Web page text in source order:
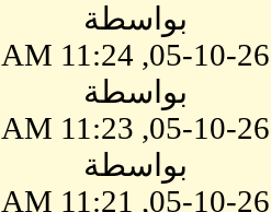
بواسطة
05-10-26, 11:24 AM
بواسطة
05-10-26, 11:23 AM
بواسطة
05-10-26, 11:21 AM